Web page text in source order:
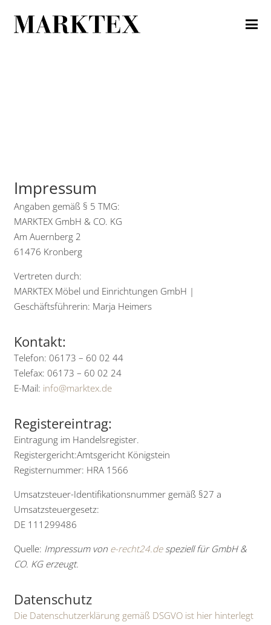
Impressum
Angaben gemäß § 5 TMG:
MARKTEX GmbH & CO. KG
Am Auernberg 2
61476 Kronberg
Vertreten durch:
MARKTEX Möbel und Einrichtungen GmbH |
Geschäftsführerin: Marja Heimers
Kontakt:
Telefon: 06173 – 60 02 44
Telefax: 06173 – 60 02 24
E-Mail: info@marktex.de
Registereintrag:
Eintragung im Handelsregister.
Registergericht:Amtsgericht Königstein
Registernummer: HRA 1566
Umsatzsteuer-Identifikationsnummer gemäß §27 a
Umsatzsteuergesetz:
DE 111299486
Quelle: Impressum von e-recht24.despeziell für GmbH &
CO. KG erzeugt.
Datenschutz
Die Datenschutzerklärung gemäß DSGVO ist hier hinterlegt